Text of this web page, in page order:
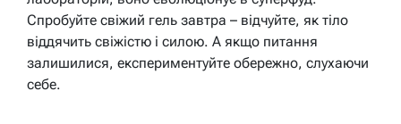
Спробуйте свіжий гель завтра – відчуйте, як тіло
віддячить свіжістю і силою. А якщо питання
залишилися, експериментуйте обережно, слухаючи
себе.